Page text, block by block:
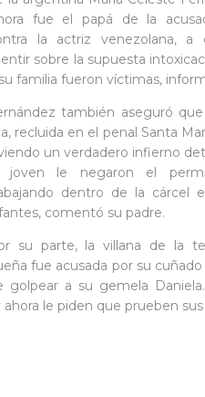
fue el papá de la
la actriz venezolana, a
sobre la supuesta
familia fueron víctimas,
también aseguró
recluida en el penal Santa
un verdadero infierno
joven le negaron el
dentro de la cárcel
comentó su padre.
su parte, la villana de la
fue acusada por su
golpear a su gemela
le piden que prueben sus